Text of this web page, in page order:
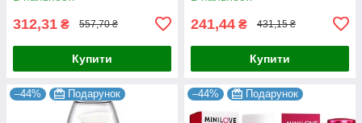
312,31 ₴ 557,70 ₴
Купити
241,44 ₴ 431,15 ₴
Купити
–44% Подарунок –44% Подарунок